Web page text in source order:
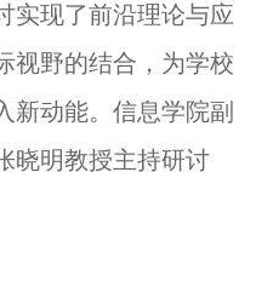
实现了前沿理论与应
视野的结合，为学校
新动能。信息学院副
晓明教授主持研讨